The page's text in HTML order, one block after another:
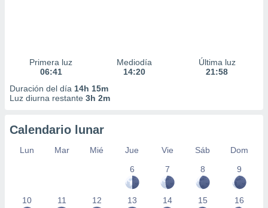
Primera luz
06:41
Mediodía
14:20
Última luz
21:58
Duración del día 14h 15m
Luz diurna restante 3h 2m
Calendario lunar
Lun Mar Mié Jue Vie Sáb
Dom
6
7 8 9
10 11 12 13 14 15 16